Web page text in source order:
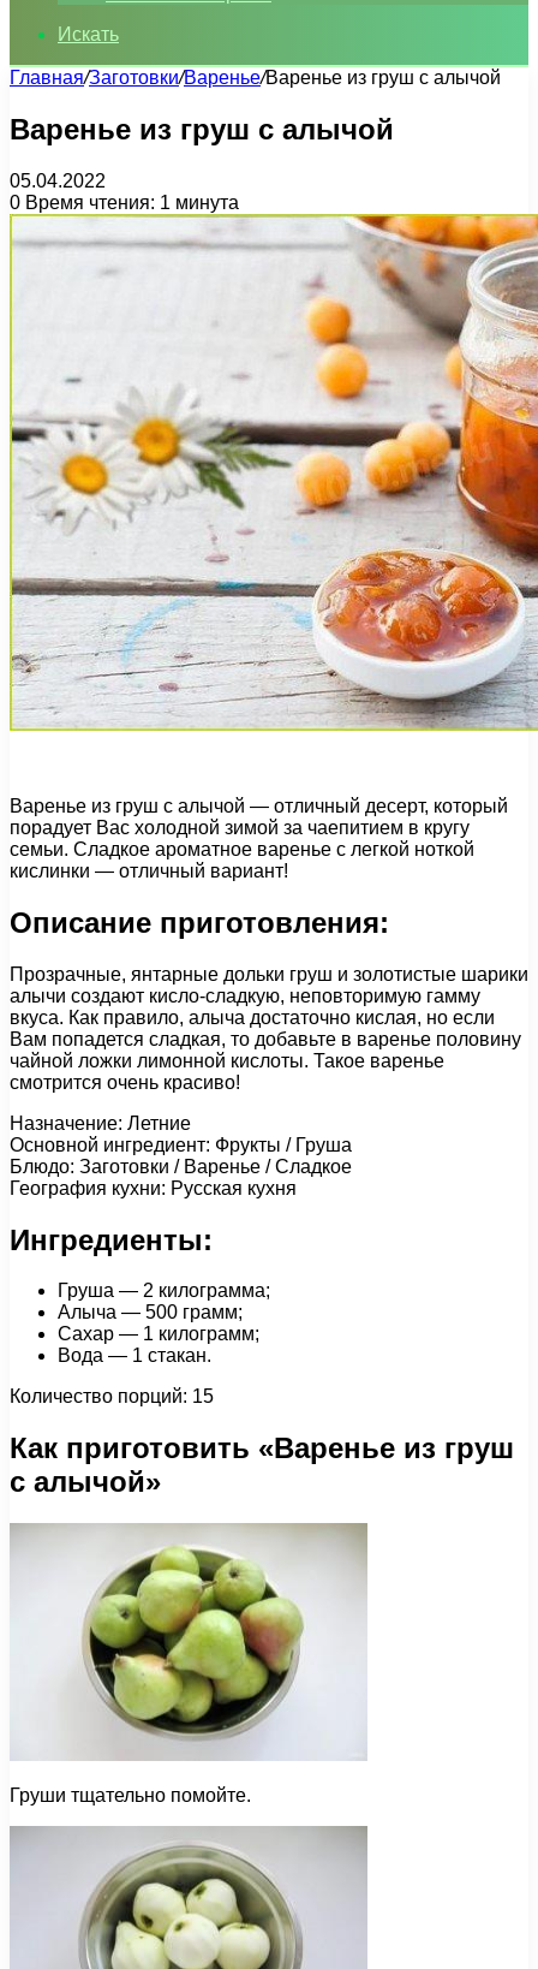
Искать
Главная/Заготовки/Варенье/Варенье из груш с алычой
Варенье из груш с алычой
05.04.2022
0 Время чтения: 1 минута
Варенье из груш с алычой — отличный десерт, который
порадует Вас холодной зимой за чаепитием в кругу
семьи. Сладкое ароматное варенье с легкой ноткой
кислинки — отличный вариант!
Описание приготовления:
Прозрачные, янтарные дольки груш и золотистые шарики
алычи создают кисло-сладкую, неповторимую гамму
вкуса. Как правило, алыча достаточно кислая, но если
Вам попадется сладкая, то добавьте в варенье половину
чайной ложки лимонной кислоты. Такое варенье
смотрится очень красиво!
Назначение: Летние
Основной ингредиент: Фрукты / Груша
Блюдо: Заготовки / Варенье / Сладкое
География кухни: Русская кухня
Ингредиенты:
Груша — 2 килограмма;
Алыча — 500 грамм;
Сахар — 1 килограмм;
Вода — 1 стакан.
Количество порций: 15
Как приготовить «Варенье из груш
с алычой»
Груши тщательно помойте.